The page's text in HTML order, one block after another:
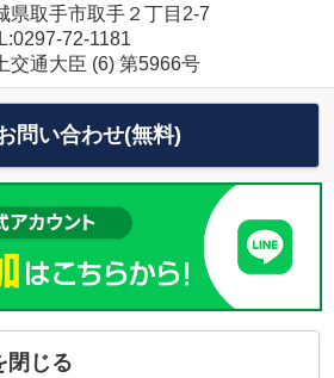
県取手市取手２丁目2-7
72-1181
交通大臣 (6) 第5966号
問い合わせ(無料)
閉じる